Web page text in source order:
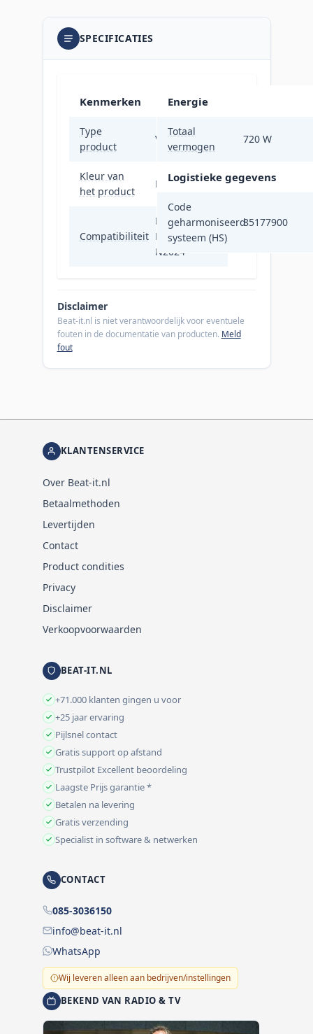
SPECIFICATIES
Kenmerken
Type
product
Voeding
Kleur van
het product
Roestvrijstaal
Compatibiliteit
Dell
Networking
N2024
Energie
Totaal
vermogen
720 W
Logistieke gegevens
Code
geharmoniseerd
systeem (HS)
85177900
Disclaimer
Beat-it.nl is niet verantwoordelijk voor eventuele
fouten in de documentatie van producten. Meld
fout
KLANTENSERVICE
Over Beat-it.nl
Betaalmethoden
Levertijden
Contact
Product condities
Privacy
Disclaimer
Verkoopvoorwaarden
BEAT-IT.NL
+71.000 klanten gingen u voor
+25 jaar ervaring
Pijlsnel contact
Gratis support op afstand
Trustpilot Excellent beoordeling
Laagste Prijs garantie *
Betalen na levering
Gratis verzending
Specialist in software & netwerken
CONTACT
085-3036150
info@beat-it.nl
WhatsApp
Wij leveren alleen aan bedrijven/instellingen
BEKEND VAN RADIO & TV